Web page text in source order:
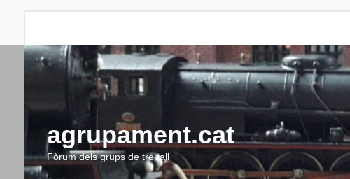
agrupament.cat
Fòrum dels grups de treball